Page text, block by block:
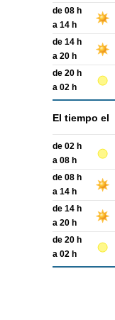
de 08 h
a 14 h
de 14 h
a 20 h
de 20 h
a 02 h
El tiempo el
de 02 h
a 08 h
de 08 h
a 14 h
de 14 h
a 20 h
de 20 h
a 02 h